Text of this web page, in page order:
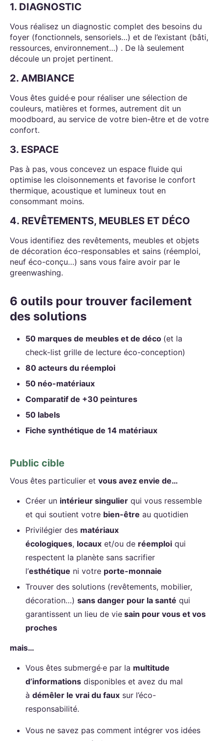
1. DIAGNOSTIC
Vous réalisez un diagnostic complet des besoins du
foyer (fonctionnels, sensoriels…) et de l’existant (bâti,
ressources, environnement…) . De là seulement
découle un projet pertinent.
2. AMBIANCE
Vous êtes guidé·e pour réaliser une sélection de
couleurs, matières et formes, autrement dit un
moodboard, au service de votre bien-être et de votre
confort.
3. ESPACE
Pas à pas, vous concevez un espace fluide qui
optimise les cloisonnements et favorise le confort
thermique, acoustique et lumineux tout en
consommant moins.
4. REVÊTEMENTS, MEUBLES ET DÉCO
Vous identifiez des revêtements, meubles et objets
de décoration éco-responsables et sains (réemploi,
neuf éco-conçu…) sans vous faire avoir par le
greenwashing.
6 outils pour trouver facilement
des solutions
50 marques de meubles et de déco (et la
check-list grille de lecture éco-conception)
80 acteurs du réemploi
50 néo-matériaux
Comparatif de +30 peintures
50 labels
Fiche synthétique de 14 matériaux
Public cible
Vous êtes particulier et vous avez envie de…
Créer un intérieur singulier qui vous ressemble
et qui soutient votre bien-être au quotidien
Privilégier des matériaux
écologiques, locaux et/ou de réemploi qui
respectent la planète sans sacrifier
l’esthétique ni votre porte-monnaie
Trouver des solutions (revêtements, mobilier,
décoration…) sans danger pour la santé qui
garantissent un lieu de vie sain pour vous et vos
proches
mais…
Vous êtes submergé·e par la multitude
d’informations disponibles et avez du mal
à démêler le vrai du faux sur l’éco-
responsabilité.
Vous ne savez pas comment intégrer vos idées